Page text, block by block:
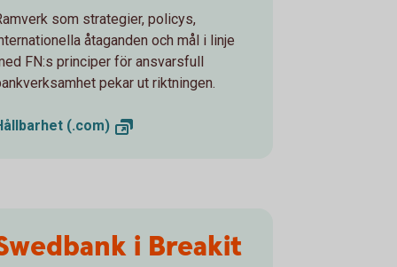
som strategier, policys,
åtaganden och mål i linje
FN:s principer för ansvarsfull
pekar ut riktningen.
(.com)
i Breakit